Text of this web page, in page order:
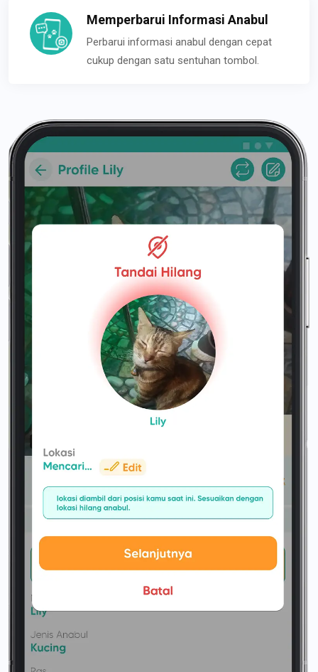
Memperbarui Informasi Anabul
Perbarui informasi anabul dengan cepat
cukup dengan satu sentuhan tombol.